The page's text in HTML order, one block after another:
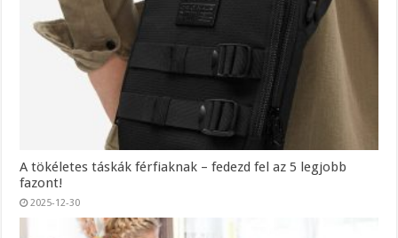
A tökéletes táskák férfiaknak – fedezd fel az 5 legjobb
fazont!
2025-12-30